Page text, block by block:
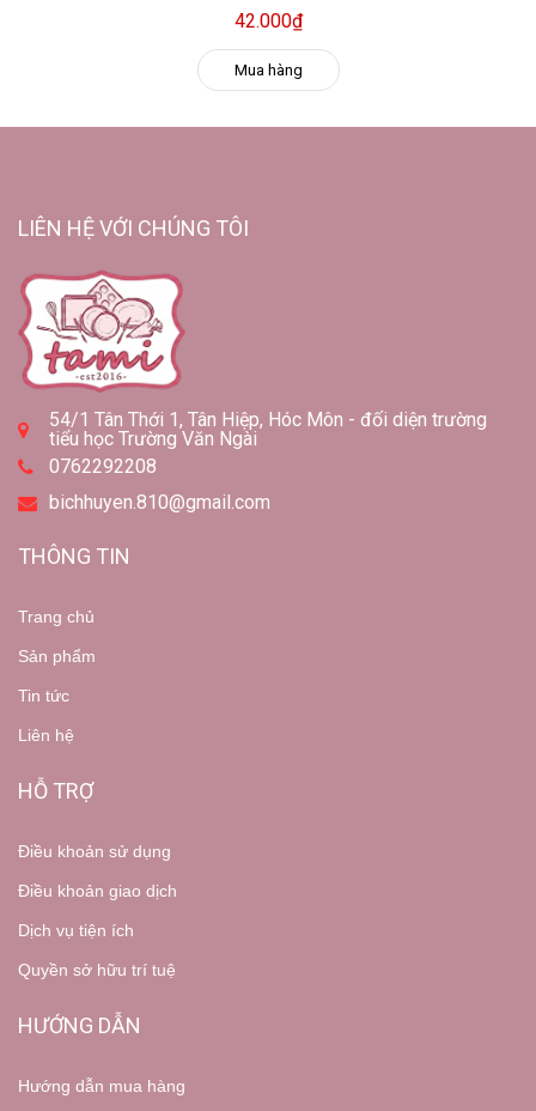
42.000₫
Mua hàng
LIÊN HỆ VỚI CHÚNG TÔI
54/1 Tân Thới 1, Tân Hiệp, Hóc Môn - đối diện trường
tiểu học Trường Văn Ngài
0762292208
bichhuyen.810@gmail.com
THÔNG TIN
Trang chủ
Sản phẩm
Tin tức
Liên hệ
HỖ TRỢ
Điều khoản sử dụng
Điều khoản giao dịch
Dịch vụ tiện ích
Quyền sở hữu trí tuệ
HƯỚNG DẪN
Hướng dẫn mua hàng